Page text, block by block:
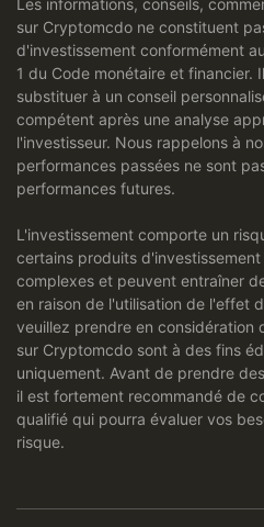
Les informations, conseils,
sur Cryptomcdo ne constituent
d'investissement conformément
1 du Code monétaire et financier.
substituer à un conseil
compétent après une analyse
l'investisseur. Nous rappelons à
performances passées ne sont
performances futures.
L'investissement comporte un
certains produits
complexes et peuvent entraîner
en raison de l'utilisation de l'effet
veuillez prendre en considération
sur Cryptomcdo sont à des fins
uniquement. Avant de prendre
il est fortement recommandé de
qualifié qui pourra évaluer vos
risque.